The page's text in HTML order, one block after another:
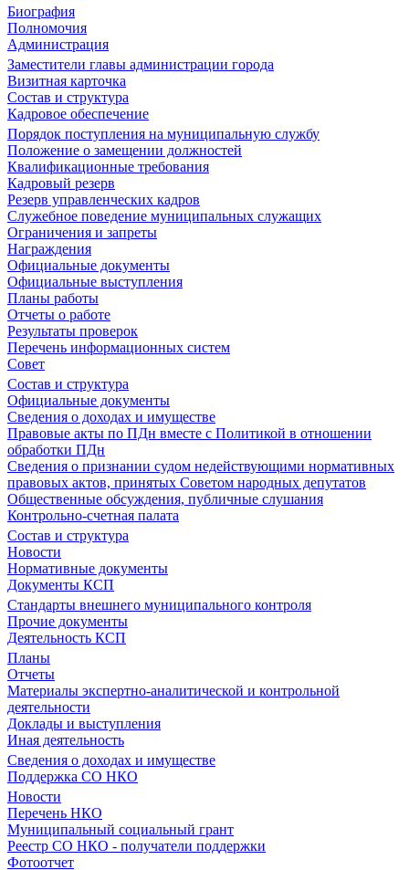
Биография
Полномочия
Администрация
Заместители главы администрации города
Визитная карточка
Состав и структура
Кадровое обеспечение
Порядок поступления на муниципальную службу
Положение о замещении должностей
Квалификационные требования
Кадровый резерв
Резерв управленческих кадров
Служебное поведение муниципальных служащих
Ограничения и запреты
Награждения
Официальные документы
Официальные выступления
Планы работы
Отчеты о работе
Результаты проверок
Перечень информационных систем
Совет
Состав и структура
Официальные документы
Сведения о доходах и имуществе
Правовые акты по ПДн вместе с Политикой в отношении
обработки ПДн
Сведения о признании судом недействующими нормативных
правовых актов, принятых Советом народных депутатов
Общественные обсуждения, публичные слушания
Контрольно-счетная палата
Состав и структура
Новости
Нормативные документы
Документы КСП
Стандарты внешнего муниципального контроля
Прочие документы
Деятельность КСП
Планы
Отчеты
Материалы экспертно-аналитической и контрольной
деятельности
Доклады и выступления
Иная деятельность
Сведения о доходах и имуществе
Поддержка СО НКО
Новости
Перечень НКО
Муниципальный социальный грант
Реестр СО НКО - получатели поддержки
Фотоотчет